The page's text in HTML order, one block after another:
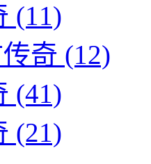
(11)
奇 (12)
(41)
(21)